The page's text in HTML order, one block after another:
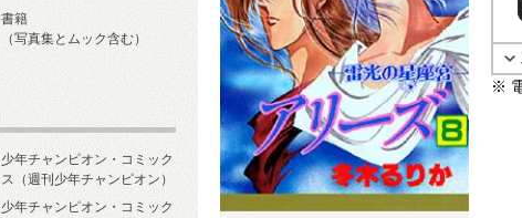
※
書籍
（写真集とムック含む）
少年チャンピオン・コミック
ス（週刊少年チャンピオン）
少年チャンピオン・コミック